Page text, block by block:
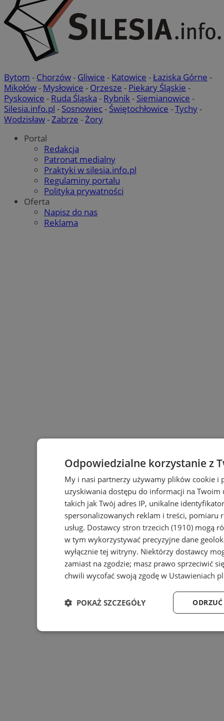
Bytom - Chorzów- Gliwice - Katowice -Łaziska Górne -
Mikołów- Mysłowice - Orzesze - Piekary Śląskie -
Pyskowice - Ruda Śląska - Rybnik- Siemianowice -
Silesia.info.pl - Sosnowiec- Świętochłowice -Tychy-
Wodzisław-Zabrze -Żory
Portal
Redakcja
Patronat medialny
Praktyki w silesia.info.pl
Regulaminy portalu
Polityka prywatności
Oferta
Napisz do nas
Reklama
Odpowiedzialne korzystanie z
My i nasi partnerzy używamy plików cookie
uzyskiwania dostępu do informacji na
takich jak Twój adres IP, unikalne
spersonalizowanych reklam i treści, pomiaru
usług. Dostawcy stron trzecich (1910) mogą
w tym wykorzystywać precyzyjne dane
wyłącznie tej witryny. Niektórzy dostawcy
zamiast na zgodzie; masz prawo sprzeciwić
chwili wycofać swoją zgodę w Ustawieniach
POKAŻ SZCZEGÓŁY
Niezbędne Wydajność